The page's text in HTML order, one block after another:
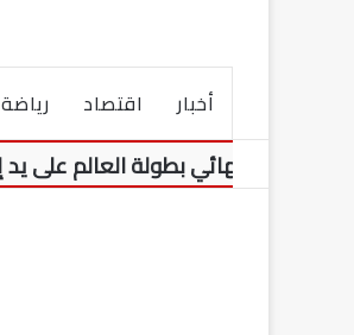
أخبار اقتصاد رياضة
نهائي بطولة العالم على يد إسبانيا